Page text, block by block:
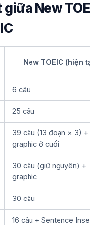
New
New TOEIC (hiện
6 câu
25 câu
39 câu (13 đoạn × 3) +
graphic ở cuối
30 câu (giữ nguyên) +
graphic
30 câu
16 câu + Sentence